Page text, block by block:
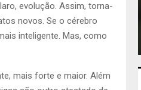
evolução. Assim, torna-
novos. Se o cérebro
inteligente. Mas, como
mais forte e maior. Além